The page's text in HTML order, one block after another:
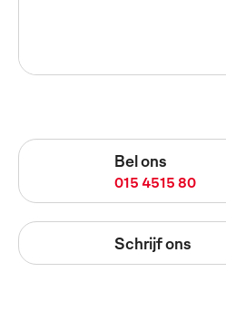
Bel ons
015 4515 80
Schrijf ons